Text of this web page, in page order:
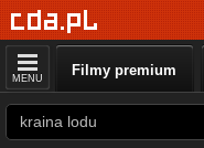
MENU Filmy premium